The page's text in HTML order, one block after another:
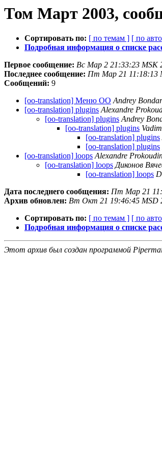
Том Март 2003,
Сортировать по: [ по темам ] [ по
Подробная информация о списке
Первое сообщение: Вс Мар 2 21:33:23 MSK
Последнее сообщение: Пт Мар 21 11:18:13
Сообщений: 9
[oo-translation] Меню OO Andrey
[oo-translation] plugins Alexandre
[oo-translation] plugins Andrey
[oo-translation] plugins
[oo-translation] plugins
[oo-translation] plugins
[oo-translation] loops Alexandre
[oo-translation] loops Диконов
[oo-translation] loops
Дата последнего сообщения: Пт Мар 21
Архив обновлен: Вт Окт 21 19:46:45 MSD
Сортировать по: [ по темам ] [ по
Подробная информация о списке
Этот архив был создан программой